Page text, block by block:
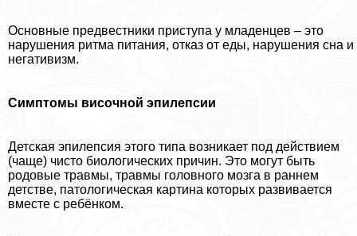
Основные предвестники приступа у младенцев – это
нарушения ритма питания, отказ от еды, нарушения сна и
негативизм.
Симптомы височной эпилепсии
Детская эпилепсия этого типа возникает под действием
(чаще) чисто биологических причин. Это могут быть
родовые травмы, травмы головного мозга в раннем
детстве, патологическая картина которых развивается
вместе с ребёнком.